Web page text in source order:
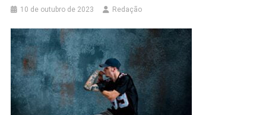
10 de outubro de 2023 Redação